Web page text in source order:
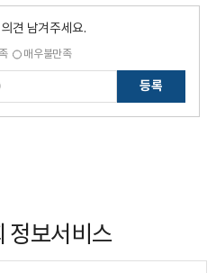
견 남겨주세요.
매우불만족
등록
정보서비스